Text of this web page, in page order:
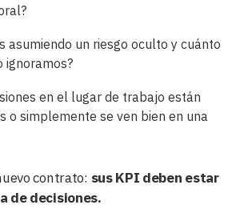
asumiendo un riesgo oculto y cuánto
ignoramos?
en el lugar de trabajo están
o simplemente se ven bien en una
contrato: sus KPI deben estar
de decisiones.